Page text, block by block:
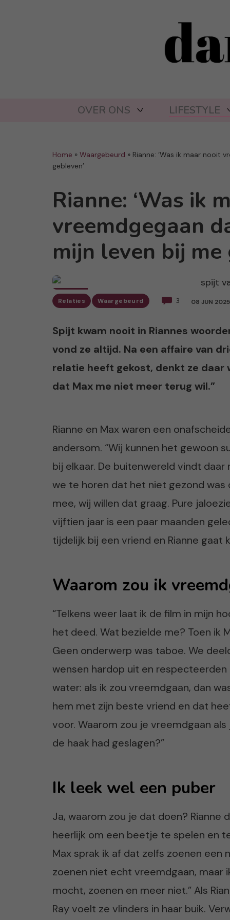
OVER ONS LIFESTYLE
Home » Waargebeurd » Rianne: ‘Was ik maar nooit
gebleven’
Rianne: ‘Was ik
vreemdgegaan
mijn leven bij me
Relaties Waargebeurd 3 08 JUN 2025
Spijt kwam nooit in Riannes
vond ze altijd. Na een affaire van
relatie heeft gekost, denkt ze daar
dat Max me niet meer terug wil.”
Rianne en Max waren een
andersom. “Wij kunnen het gewoon
bij elkaar. De buitenwereld vindt
we te horen dat het niet gezond was
mee, wij willen dat graag. Pure
vijftien jaar is een paar maanden
tijdelijk bij een vriend en Rianne
Waarom zou ik
“Telkens weer laat ik de film in mijn
het deed. Wat bezielde me? Toen ik
Geen onderwerp was taboe. We
wensen hardop uit en respecteerden
water: als ik zou vreemdgaan, dan
hem met zijn beste vriend en dat
voor. Waarom zou je vreemdgaan
de haak had geslagen?”
Ik leek wel een puber
Ja, waarom zou je dat doen? Rianne
heerlijk om een beetje te spelen en
Max sprak ik af dat zelfs zoenen een
zoenen niet echt vreemdgaan,
mocht, zoenen en meer niet.” Als
Ray voelt ze vlinders in haar buik.